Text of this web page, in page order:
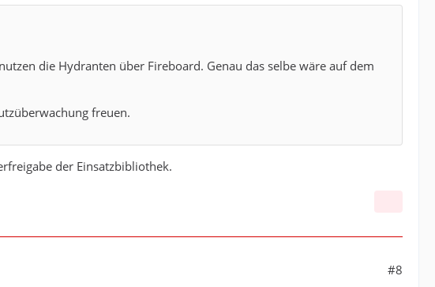
die Hydranten über Fireboard. Genau das selbe wäre auf dem
freuen.
der Einsatzbibliothek.
#8